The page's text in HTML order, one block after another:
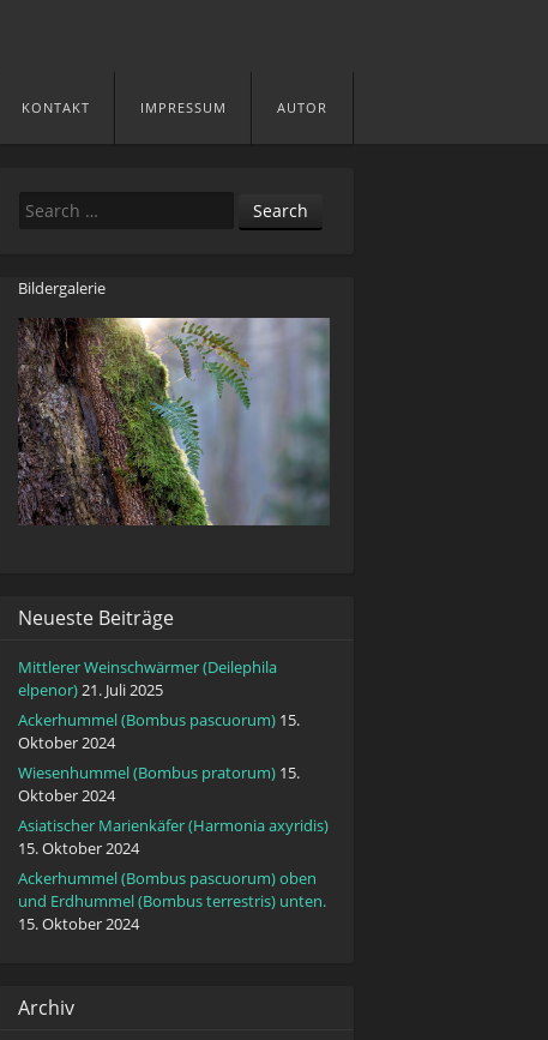
KONTAKT IMPRESSUM AUTOR
Search
Bildergalerie
Neueste Beiträge
Mittlerer Weinschwärmer (Deilephila
elpenor)21. Juli 2025
Ackerhummel (Bombus pascuorum) 15.
Oktober 2024
Wiesenhummel (Bombus pratorum) 15.
Oktober 2024
Asiatischer Marienkäfer (Harmonia axyridis)
15. Oktober 2024
Ackerhummel (Bombus pascuorum) oben
und Erdhummel (Bombus terrestris) unten.
15. Oktober 2024
Archiv